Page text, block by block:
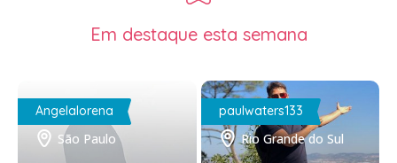
Em destaque esta semana
Angelalorena
São Paulo
paulwaters133
Rio Grande do Sul